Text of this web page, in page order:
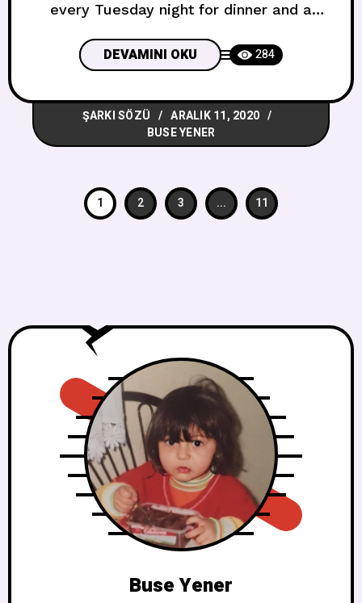
every Tuesday night for dinner and a
husband’s actin’ different, and it smells
like infidelityShe says, “That ain’t my
merlot on his mouthThat ain’t my jewelry
on our joint account”No, there ain’t
DEVAMINI OKU 284
ŞARKI SÖZÜ
ARALIK 11, 2020
BUSE YENER
1 2 3 ... 11
Buse Yener